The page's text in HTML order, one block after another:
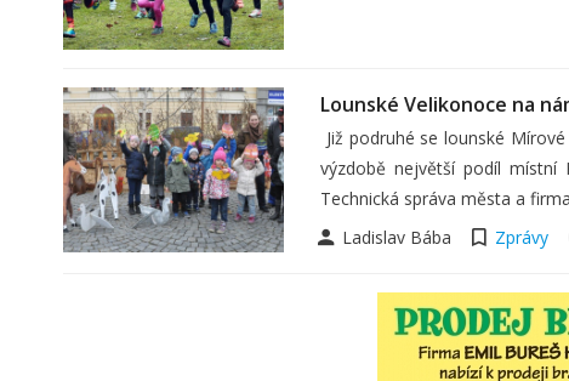
Lounské Velikonoce na
Již podruhé se lounské
výzdobě největší podíl místní
Technická správa města a
Ladislav Bába
Zprávy